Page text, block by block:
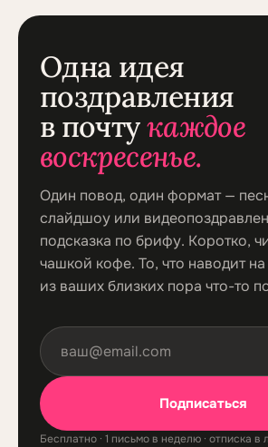
Одна идея
поздравления
в почтукаждое
воскресенье.
Один повод, один формат —
слайдшоу или
подсказка по брифу. Коротко,
чашкой кофе. То, что наводит
из ваших близких пора что-то
Подписаться
Бесплатно · 1 письмо в неделю · отписка